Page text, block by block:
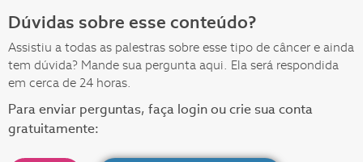
Dúvidas sobre esse conteúdo?
Assistiu a todas as palestras sobre esse tipo de câncer e ainda
tem dúvida? Mande sua pergunta aqui. Ela será respondida
em cerca de 24 horas.
Para enviar perguntas, faça login ou crie sua conta
gratuitamente: